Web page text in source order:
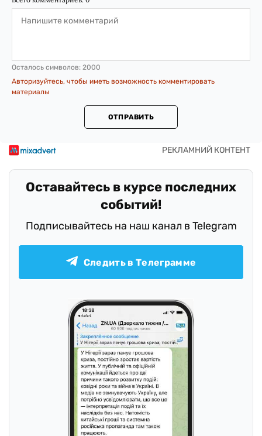
Осталось символов: 2000
Авторизуйтесь, чтобы иметь возможность комментировать
материалы
ОТПРАВИТЬ
Оставайтесь в курсе последних
событий!
Подписывайтесь на наш канал в Telegram
Следить в Телеграмме